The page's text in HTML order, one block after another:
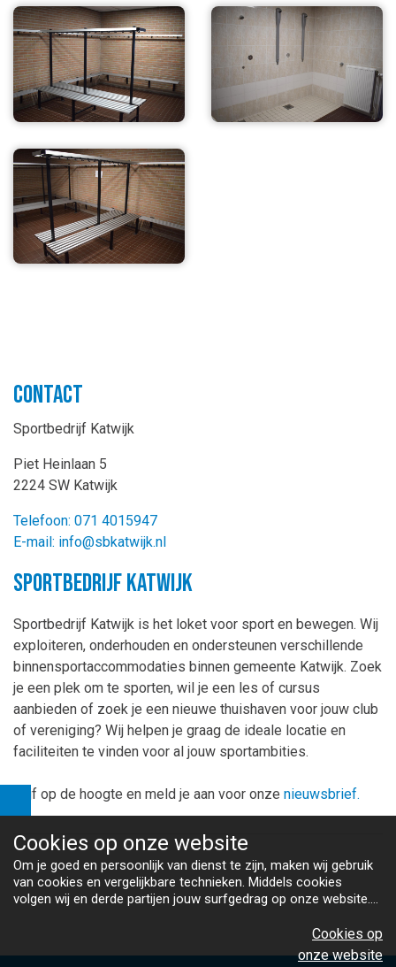
Contact
Sportbedrijf Katwijk
Piet Heinlaan 5
2224 SW Katwijk
Telefoon: 071 4015947
E-mail: info@sbkatwijk.nl
Sportbedrijf Katwijk
Sportbedrijf Katwijk is het loket voor sport en bewegen. Wij
exploiteren, onderhouden en ondersteunen verschillende
binnensportaccommodaties binnen gemeente Katwijk. Zoek
je een plek om te sporten, wil je een les of cursus
aanbieden of zoek je een nieuwe thuishaven voor jouw club
of vereniging? Wij helpen je graag de ideale locatie en
faciliteiten te vinden voor al jouw sportambities.
Blijf op de hoogte en meld je aan voor onze nieuwsbrief.
Cookies op onze website
Om je goed en persoonlijk van dienst te zijn, maken wij gebruik
van cookies en vergelijkbare technieken. Middels cookies
volgen wij en derde partijen jouw surfgedrag op onze website.
het voor jou mogelijk om informatie te delen via social media.
Cookies op
onze website